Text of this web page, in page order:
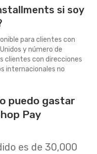
si soy
para clientes con
y número de
clientes con direcciones
internacionales no
puedo gastar
Pay
es de 30,000